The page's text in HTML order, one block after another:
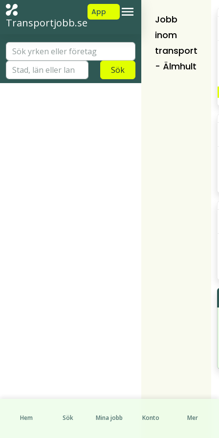
Transportjobb.se
App
Sök
Jobb
inom
transport
- Älmhult
Hem Sök Mina jobb Konto Mer